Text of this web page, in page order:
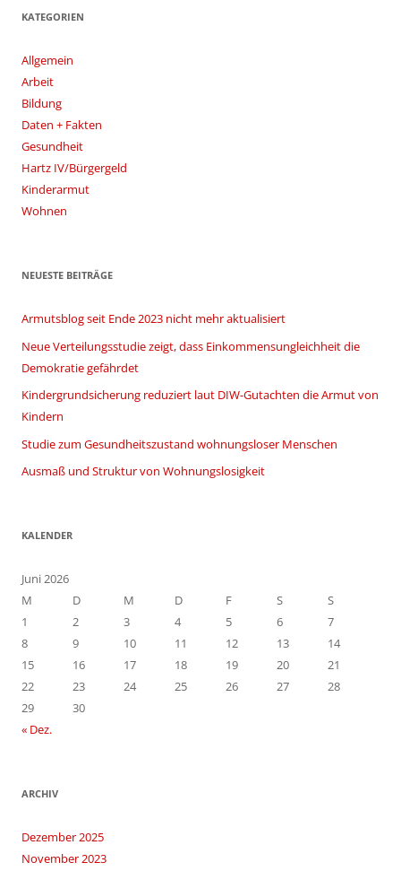
KATEGORIEN
Allgemein
Arbeit
Bildung
Daten + Fakten
Gesundheit
Hartz IV/Bürgergeld
Kinderarmut
Wohnen
NEUESTE BEITRÄGE
Armutsblog seit Ende 2023 nicht mehr aktualisiert
Neue Verteilungsstudie zeigt, dass Einkommensungleichheit die
Demokratie gefährdet
Kindergrundsicherung reduziert laut DIW-Gutachten die Armut von
Kindern
Studie zum Gesundheitszustand wohnungsloser Menschen
Ausmaß und Struktur von Wohnungslosigkeit
KALENDER
Juni 2026
M
D M D F S
S
1
2 3 4 5 6
7
8
9 10 11 12 13
14
15
16 17 18 19 20
21
22
23 24 25 26 27
28
29
30
« Dez.
ARCHIV
Dezember 2025
November 2023